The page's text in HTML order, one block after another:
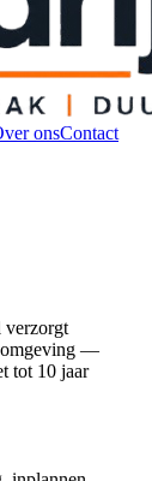
onsContact
omgeving —
tot 10 jaar